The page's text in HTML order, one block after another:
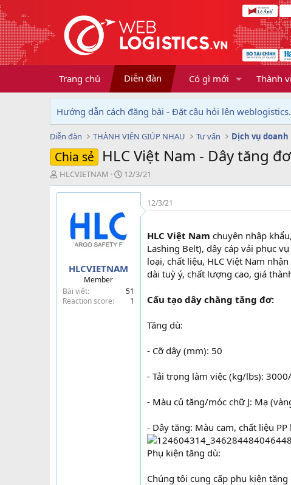
Trang chủ Diễn đàn Có gì mới Thành
Hướng dẫn cách đăng bài - Đặt câu hỏi lên
Diễn đàn THÀNH VIÊN GIÚP NHAU Tư vấn
Chia sẻ HLC Việt Nam - Dây tăng
T
h
r
HLCVIETNAM
N
g
à
g
i
12/3/21
HLCVIETNAM
Member
Bài viết
51
Reaction score
1
12/3/21
HLC Việt Nam chuyên nhập
Lashing Belt), dây cáp vải phục
loại, chất liệu, HLC Việt Nam
dài tuỳ ý, chất lượng cao, giá
Cấu tạo dây chằng tăng đơ:
Tăng dù:
- Cỡ dây (mm): 50
- Tải trọng làm việc (kg/lbs):
- Màu củ tăng/móc chữ J: Mạ
- Dây tăng: Màu cam, chất liệu
Phụ kiện tăng dù:
Chúng tôi cung cấp phụ kiện